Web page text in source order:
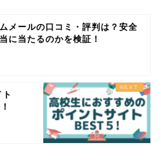
ムメールの口コミ・評判は？安全
に当たるのかを検証！